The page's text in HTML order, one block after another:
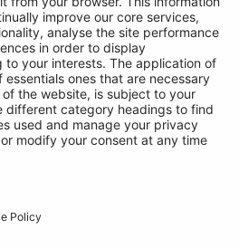
BOX - SINGLE
Code:R330